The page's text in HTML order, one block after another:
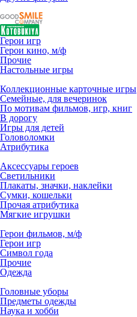
Герои игр
Герои кино, м/ф
Прочие
Настольные игры
Коллекционные карточные игры
Семейные, для вечеринок
По мотивам фильмов, игр, книг
В дорогу
Игры для детей
Головоломки
Атрибутика
Аксессуары героев
Светильники
Плакаты, значки, наклейки
Сумки, кошельки
Прочая атрибутика
Мягкие игрушки
Герои фильмов, м/ф
Герои игр
Символ года
Прочие
Одежда
Головные уборы
Предметы одежды
Наука и хобби